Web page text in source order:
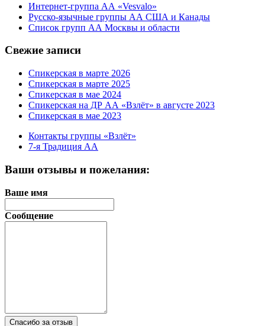
Интернет-группа АА «Vesvalo»
Русско-язычные группы АА США и Канады
Список групп АА Москвы и области
Свежие записи
Спикерская в марте 2026
Спикерская в марте 2025
Спикерская в мае 2024
Спикерская на ДР АА «Взлёт» в августе 2023
Спикерская в мае 2023
Контакты группы «Взлёт»
7-я Традиция АА
Ваши отзывы и пожелания:
Ваше имя
Сообщение
Спасибо за отзыв